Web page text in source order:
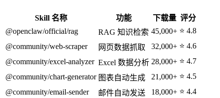
Skill 名称 功能 下载量 评分
@openclaw/official/rag
RAG 知识检索 45,000+ ⭐ 4.8
@community/web-scraper
网页数据抓取 32,000+ ⭐ 4.6
@community/excel-analyzer Excel 数据分析 28,000+ ⭐ 4.7
@community/chart-generator 图表自动生成 21,000+ ⭐ 4.5
@community/email-sender
邮件自动发送 18,000+ ⭐ 4.4